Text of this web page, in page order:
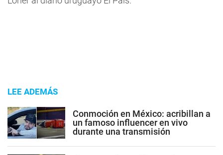
LEE ADEMÁS
Conmoción en México: acribillan a
un famoso influencer en vivo
durante una transmisión